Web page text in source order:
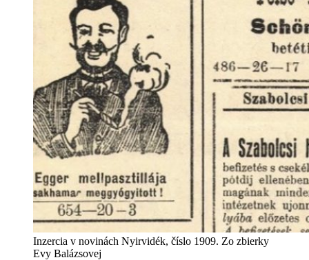
Inzercia v novinách Nyirvidék, číslo 1909. Zo zbierky
Evy Balázsovej